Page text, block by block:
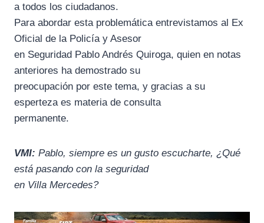
k
m
p
a todos los ciudadanos.
Para abordar esta problemática entrevistamos al Ex
Oficial de la Policía y Asesor
en Seguridad Pablo Andrés Quiroga, quien en notas
anteriores ha demostrado su
preocupación por este tema, y gracias a su
esperteza es materia de consulta
permanente.
VMI: Pablo, siempre es un gusto escucharte, ¿Qué
está pasando con la seguridad
en Villa Mercedes?